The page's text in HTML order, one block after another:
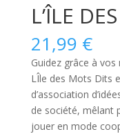
L’ÎLE
21,99 €
Guidez grâce à
LÎle des Mots Dits
d’association
de société, mêlant
jouer en mode